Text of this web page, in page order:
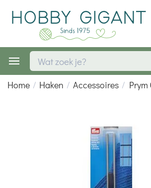
Home / Haken / Accessoires /